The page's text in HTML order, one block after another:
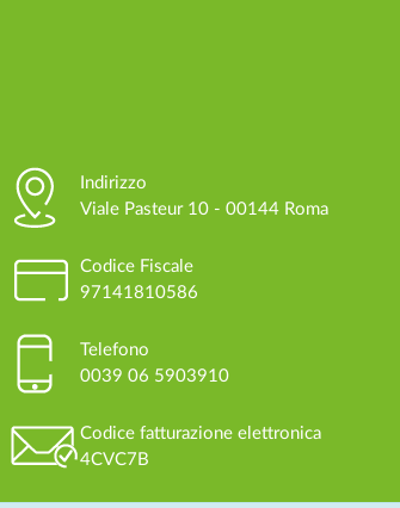
Indirizzo
Viale Pasteur 10 - 00144 Roma
Codice Fiscale
97141810586
Telefono
0039 06 5903910
Codice fatturazione elettronica
4CVC7B